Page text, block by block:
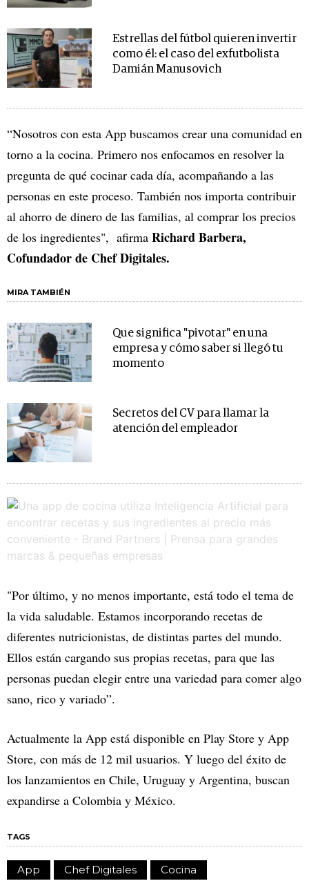
Estrellas del fútbol quieren invertir
como él: el caso del exfutbolista
Damián Manusovich
“Nosotros con esta App buscamos crear una comunidad en
torno a la cocina. Primero nos enfocamos en resolver la
pregunta de qué cocinar cada día, acompañando a las
personas en este proceso. También nos importa contribuir
al ahorro de dinero de las familias, al comprar los precios
de los ingredientes", afirma Richard Barbera,
Cofundador de Chef Digitales.
MIRA TAMBIÉN
Que significa "pivotar" en una
empresa y cómo saber si llegó tu
momento
Secretos del CV para llamar la
atención del empleador
"Por último, y no menos importante, está todo el tema de
la vida saludable. Estamos incorporando recetas de
diferentes nutricionistas, de distintas partes del mundo.
Ellos están cargando sus propias recetas, para que las
personas puedan elegir entre una variedad para comer algo
sano, rico y variado”.
Actualmente la App está disponible en Play Store y App
Store, con más de 12 mil usuarios. Y luego del éxito de
los lanzamientos en Chile, Uruguay y Argentina, buscan
expandirse a Colombia y México.
TAGS
App Chef Digitales
Cocina